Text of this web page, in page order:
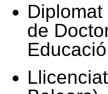
de